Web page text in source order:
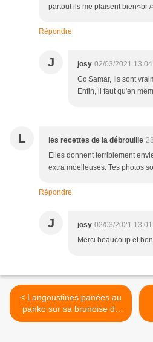
partout ils me plaisent bien<br
Répondre
J josy 02/03/2021 13:04
Cc Samar, Ils sont
Enfin, il faut qu'en
L les recettes de la débrouille
Elles donnent terriblement
extra moelleuses. Tes photos
Répondre
J josy 02/03/2021 13:01
Merci beaucoup et
< Langoustines panées au
panko sur sa brunoise de
crudités à l'asiatique.